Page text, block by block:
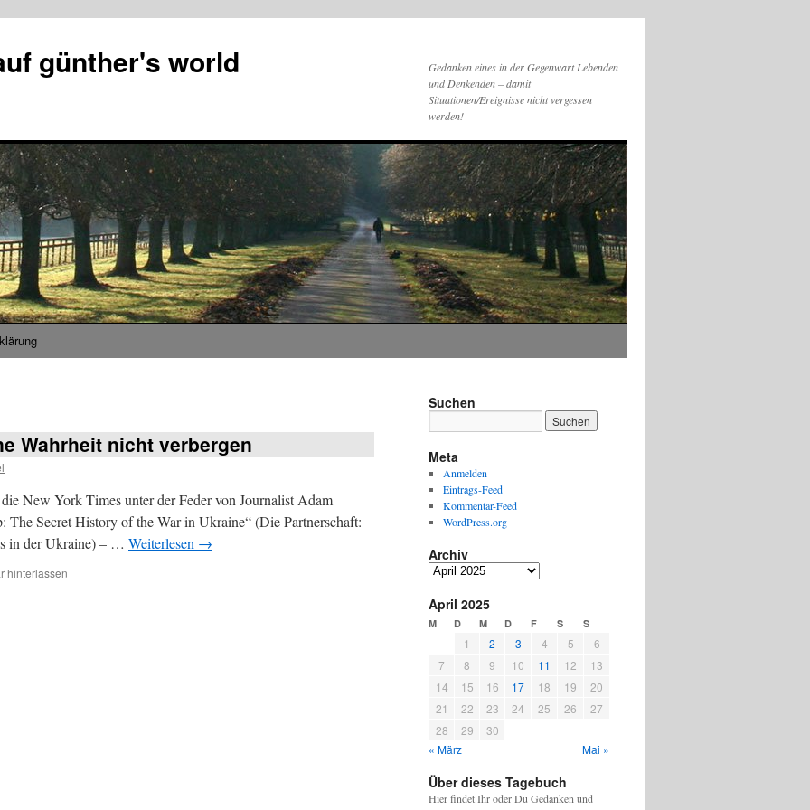
günther's world
Gedanken eines in der Gegenwart Lebenden
und Denkenden – damit
Situationen/Ereignisse nicht vergessen
werden!
Wahrheit nicht verbergen
New York Times unter der Feder von Journalist Adam
The Secret History of the War in Ukraine“ (Die Partnerschaft:
in der Ukraine) – … Weiterlesen →
hinterlassen
Suchen
Meta
Anmelden
Eintrags-Feed
Kommentar-Feed
WordPress.org
Archiv
Archiv
April 2025
M D M D F S S
1 2 3 4 5
6
7
8 9 10 11 12
13
14
15 16 17 18 19
20
21
22 23 24 25 26
27
28
29
30
« März
Mai »
Über dieses Tagebuch
Hier findet Ihr oder Du Gedanken und